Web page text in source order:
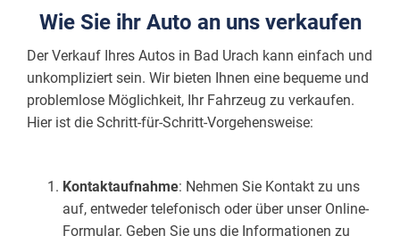
Wie Sie ihr Auto an uns verkaufen
Der Verkauf Ihres Autos in Bad Urach kann einfach und
unkompliziert sein. Wir bieten Ihnen eine bequeme und
problemlose Möglichkeit, Ihr Fahrzeug zu verkaufen.
Hier ist die Schritt-für-Schritt-Vorgehensweise:
Kontaktaufnahme: Nehmen Sie Kontakt zu uns
auf, entweder telefonisch oder über unser Online-
Formular. Geben Sie uns die Informationen zu